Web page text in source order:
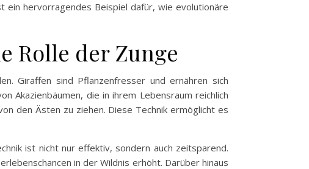
ein hervorragendes Beispiel dafür, wie evolutionäre
Rolle der Zunge
Giraffen sind Pflanzenfresser und ernähren sich
Akazienbäumen, die in ihrem Lebensraum reichlich
den Ästen zu ziehen. Diese Technik ermöglicht es
ist nicht nur effektiv, sondern auch zeitsparend.
in der Wildnis erhöht. Darüber hinaus